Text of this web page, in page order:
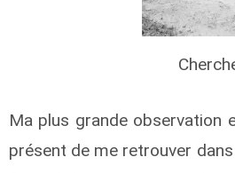
Ma plus grande observation
présent de me retrouver